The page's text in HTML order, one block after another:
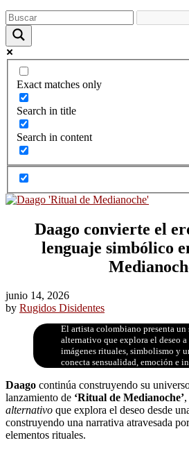
Exact matches only
Search in title
Search in content
Daago convierte el
lenguaje simbólico
junio 14, 2026
by Rugidos Disidentes
El artista colombiano presenta
alternativo que explora el deseo a
imágenes rituales, simbolismo y
conecta sensualidad, emoción e
Daago continúa construyendo su
lanzamiento de ‘Ritual de Medianoche’
alternativo que explora el deseo desde
construyendo una narrativa atravesada
elementos rituales.